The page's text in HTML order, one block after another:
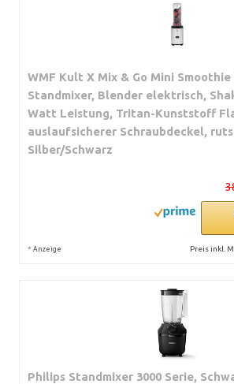
WMF Kult X Mix & Go Mini Smoothie
Standmixer, Blender elektrisch,
Watt Leistung, Tritan-Kunststoff
auslaufsicherer Schraubdeckel,
Silber/Schwarz
* Anzeige Preis inkl.
Philips Standmixer 3000 Serie,